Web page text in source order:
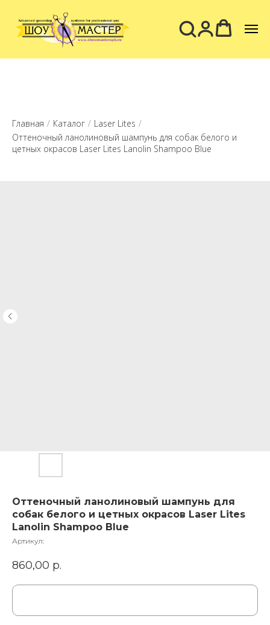
Главная / Каталог / Laser Lites /
Оттеночный ланолиновый шампунь для собак белого и
цетных окрасов Laser Lites Lanolin Shampoo Blue
Оттеночный ланолиновый шампунь для
собак белого и цетных окрасов Laser Lites
Lanolin Shampoo Blue
Артикул:
860,00 р.